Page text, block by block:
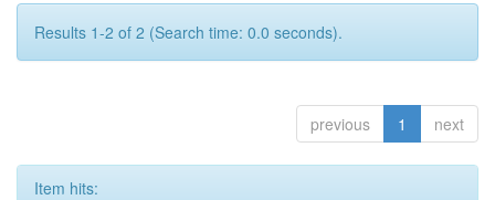
Results 1-2 of 2 (Search time: 0.0 seconds).
previous 1 next
Item hits: